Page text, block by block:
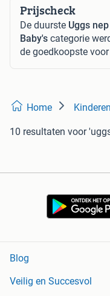
Prijscheck
De duurste Uggs nep
Baby's categorie
de goedkoopste voor
Home
10 resultaten voor
Blog
Veilig en Succesvol